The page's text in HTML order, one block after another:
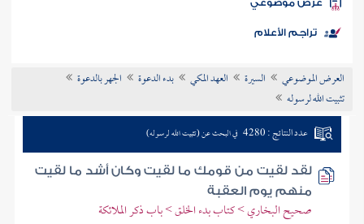
الكتب
موضوعي
تراجم الأعلام
العرض الموضوعي السيرة العهد المكي بدء الدعوة
الجهر بالدعوة
تثبيت الله لرسوله
عدد النتائج : 4280 في البحث عن (تثبيت الله لرسوله)
لقد لقيت من قومك ما لقيت وكان أشد ما لقيت
منهم يوم العقبة
صحيح البخاري > كتاب بدء الخلق > باب ذكر الملائكة